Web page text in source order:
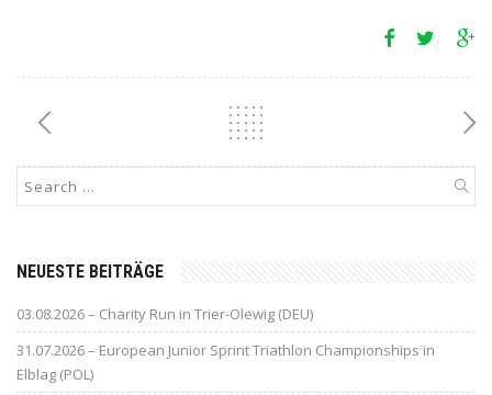
NEUESTE BEITRÄGE
03.08.2026 – Charity Run in Trier-Olewig (DEU)
31.07.2026 – European Junior Sprint Triathlon Championships in
Elblag (POL)